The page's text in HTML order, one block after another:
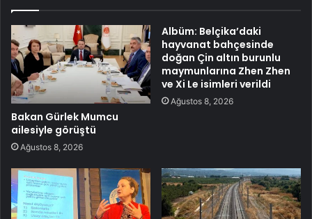
Bakan Gürlek Mumcu
ailesiyle görüştü
Ağustos 8, 2026
Albüm: Belçika’daki
hayvanat bahçesinde
doğan Çin altın burunlu
maymunlarına Zhen Zhen
ve Xi Le isimleri verildi
Ağustos 8, 2026